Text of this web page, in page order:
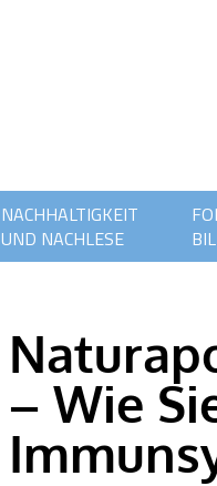
NACHHALTIGKEIT
UND NACHLESE
– Wie